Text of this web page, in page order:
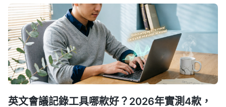
英文會議記錄工具哪款好？2026年實測4款，